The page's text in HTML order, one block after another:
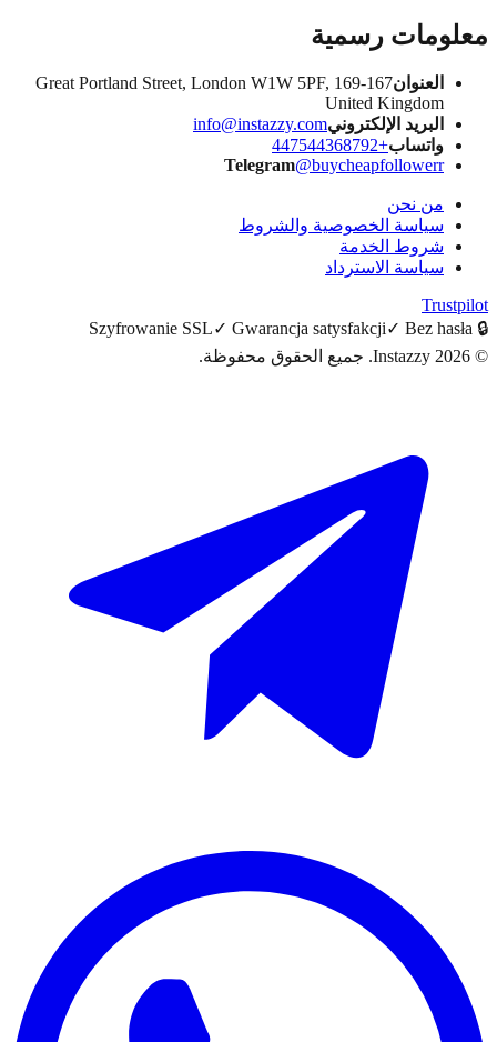
رسمية
العنوان
167-169 Great Portland Street, London W1W 5PF,
United Kingdom
البريد الإلكترونيinfo@instazzy.com
واتساب +447544368792
Telegram@buycheapfollowerr
من نحن
سياسة الخصوصية والشروط
شروط الخدمة
سياسة الاسترداد
Szyfrowanie SSL✓Gwarancja satysfakcji✓Bez
Instazzy
.جميع الحقوق محفوظة.